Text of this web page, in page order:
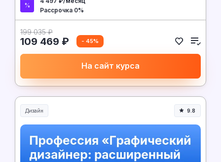
Рассрочка 0%
199 035 ₽
109 469 ₽ - 45%
На сайт курса
Дизайн 9.8